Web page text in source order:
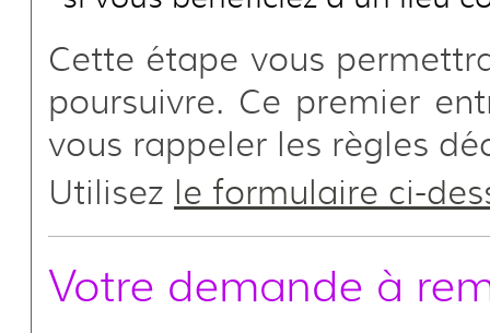
Cette étape vous
poursuivre. Ce premier
vous rappeler les règles
Utilisez le formulaire ci-
Votre demande à